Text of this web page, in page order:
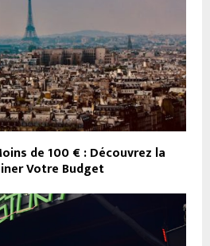
de 100 € : Découvrez la
Votre Budget